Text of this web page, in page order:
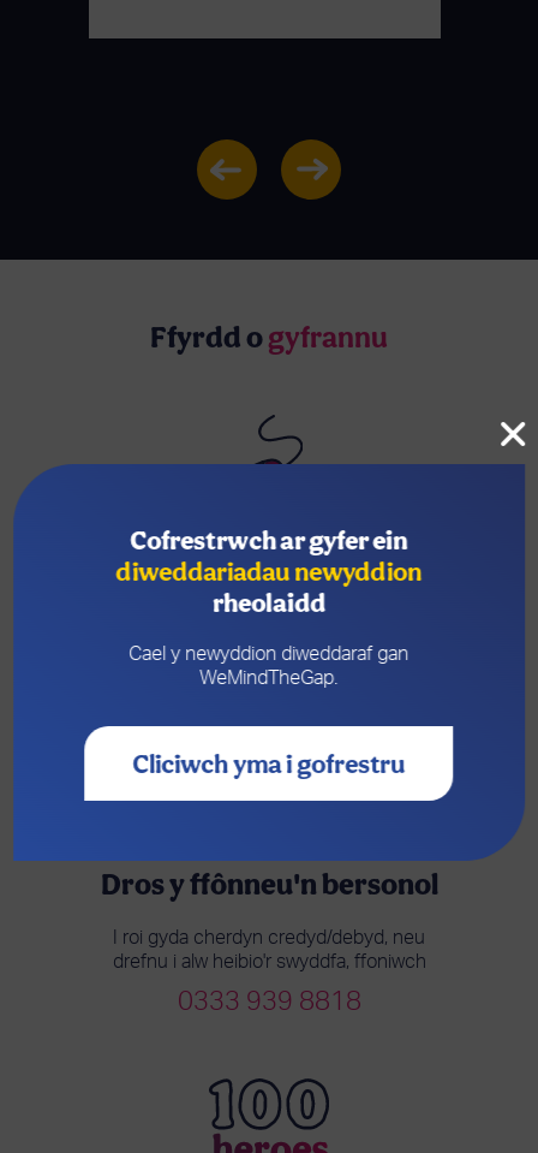
Cofrestrwch ar gyfer ein
diweddariadau newyddion
rheolaidd
Cael y newyddion diweddaraf gan
WeMindTheGap.
Cliciwch yma i gofrestru
Ffyrdd ogyfrannu
Ar-lein
Ewch i'n tudalenEnthuse
i wneud
cyfraniad yn gyflym ac yn ddiogel gan
ddefnyddio cerdyn debyd neu gredyd.
Cyfrannu nawr
Dros y ffônneu'n bersonol
I roi gyda cherdyn credyd/debyd, neu
drefnu i alw heibio'r swyddfa, ffoniwch
0333 939 8818